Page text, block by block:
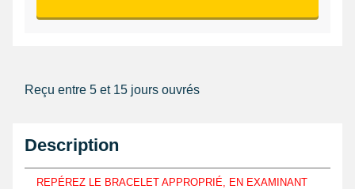
Reçu entre 5 et 15 jours ouvrés
Description
REPÉREZ LE BRACELET APPROPRIÉ, EN EXAMINANT